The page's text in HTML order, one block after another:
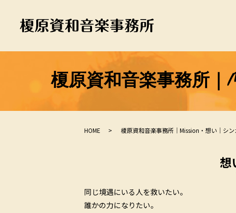
榎原資和音楽事務所
HOME 榎原資和音楽事務所｜Mission・想い｜シ
想
同じ境遇にいる人を救いたい。
誰かの力になりたい。